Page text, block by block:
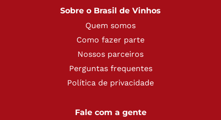
Sobre o Brasil de Vinhos
Quem somos
Como fazer parte
Nossos parceiros
Perguntas frequentes
Política de privacidade
Fale com a gente